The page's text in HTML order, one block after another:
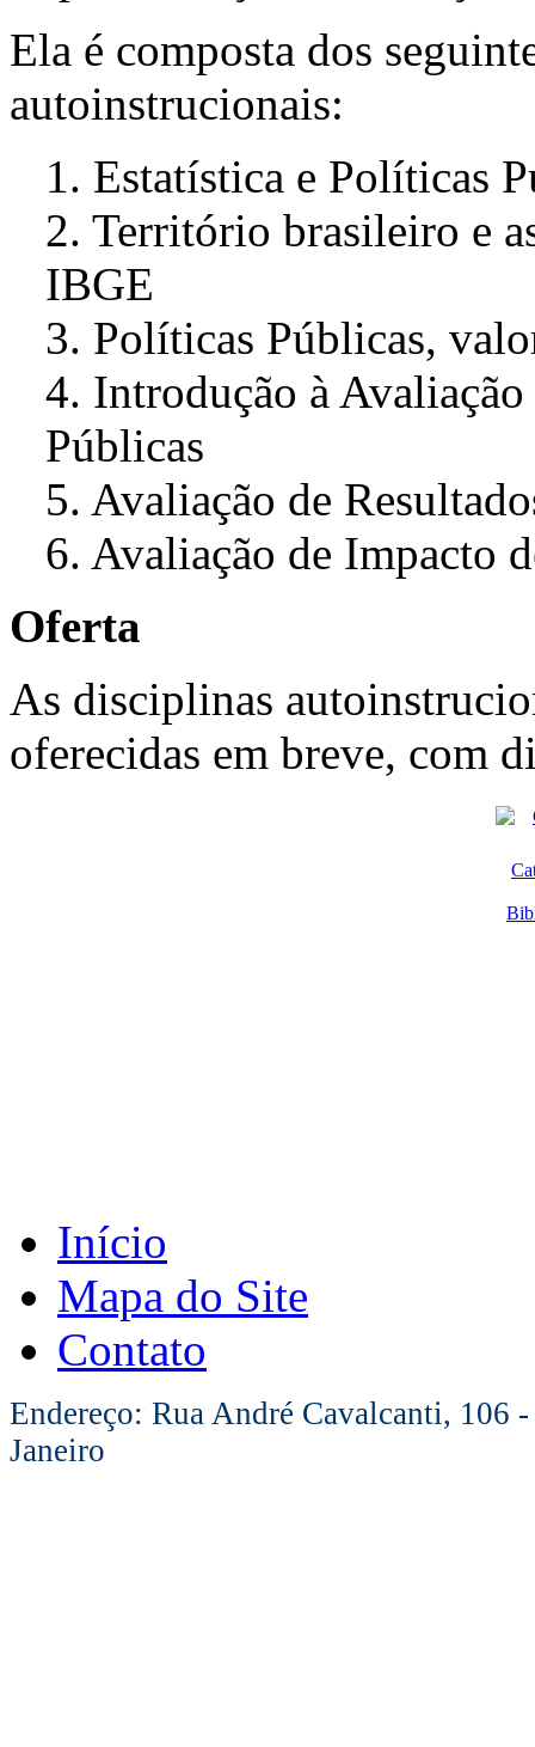
Ela é composta dos
autoinstrucionais:
1. Estatística e Políticas
2. Território brasileiro e
IBGE
3. Políticas Públicas,
4. Introdução à
Públicas
5. Avaliação de
6. Avaliação de Impacto
Oferta
As disciplinas
oferecidas em breve, com
Início
Mapa do Site
Contato
Endereço: Rua André Cavalcanti, 106
Janeiro